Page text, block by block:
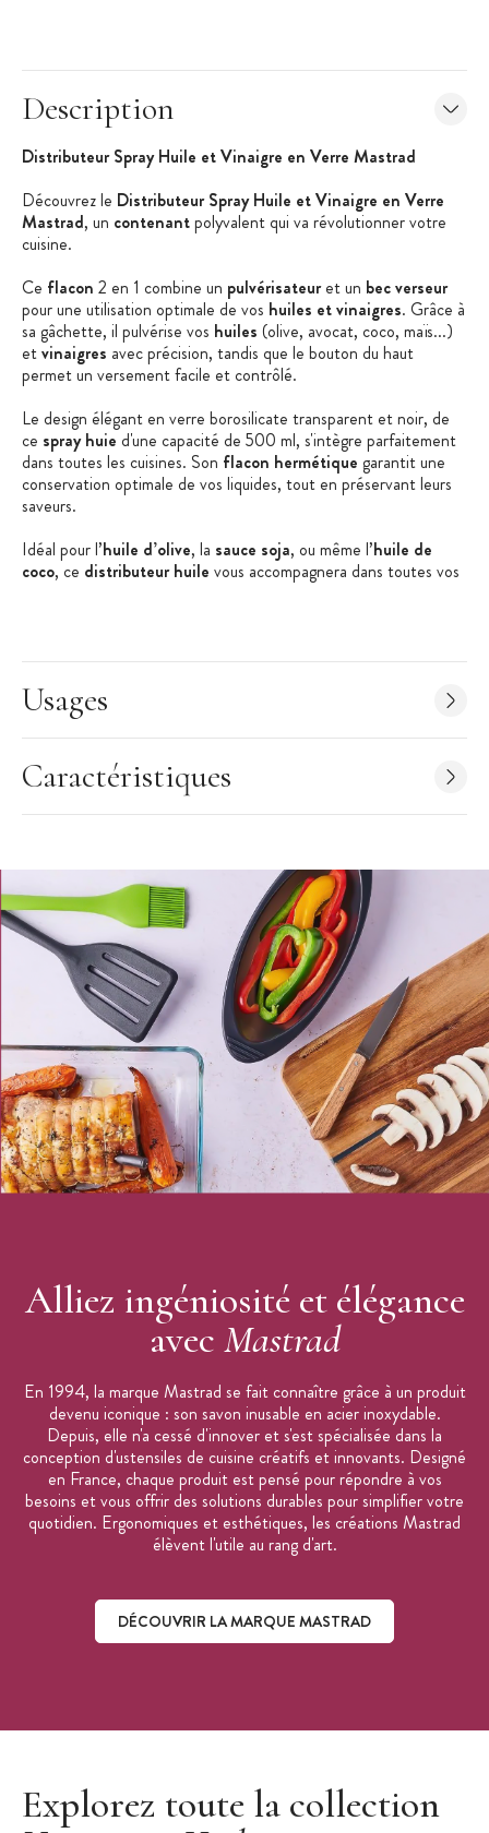
Description
Distributeur Spray Huile et Vinaigre en Verre Mastrad
Découvrez le Distributeur Spray Huile et Vinaigre en Verre
Mastrad, un contenantpolyvalent qui va révolutionner votre
cuisine.
Ce flacon 2 en 1 combine un pulvérisateuret un bec verseur
pour une utilisation optimale de vos huiles et vinaigres. Grâce à
sa gâchette, il pulvérise vos huiles (olive, avocat, coco, maïs...)
etvinaigres avec précision, tandis que le bouton du haut
permet un versement facile et contrôlé.
Le design élégant en verre borosilicate transparent et noir, de
ce spray huie d'une capacité de 500 ml, s'intègre parfaitement
dans toutes les cuisines. Son flacon hermétique garantit une
conservation optimale de vos liquides, tout en préservant leurs
saveurs.
Idéal pour l’huile d’olive, la sauce soja, ou même l’huile de
coco, ce distributeur huile vous accompagnera dans toutes vos
2 en 1
Pour huile et vinaigre
Matière : verre borosilicate
Contenance : 500 ml
Taille : 21 cm
Couleur : transparent et noir
Fonction pulvérisation en appuyant sur la gâchette
Fonction versement en appuyant sur le bouton du haut
Flacon en verre hermétique pour une conservation optimale
directement à l’intérieur
Utilisation : huile d'olive, avocat, sauce soja, huile de coco,
huile de maïs, vinaigre
Entretien : flacon en verre au lave-vaisselle
Marque : Mastrad
Usages
Caractéristiques
Alliez ingéniosité et élégance
avec Mastrad
En 1994, la marque Mastrad se fait connaître grâce à un produit
devenu iconique : son savon inusable en acier inoxydable.
Depuis, elle n'a cessé d'innover et s'est spécialisée dans la
conception d'ustensiles de cuisine créatifs et innovants. Designé
en France, chaque produit est pensé pour répondre à vos
besoins et vous offrir des solutions durables pour simplifier votre
quotidien. Ergonomiques et esthétiques, les créations Mastrad
élèvent l'utile au rang d'art.
DÉCOUVRIR LA MARQUE MASTRAD
Explorez toute la collection